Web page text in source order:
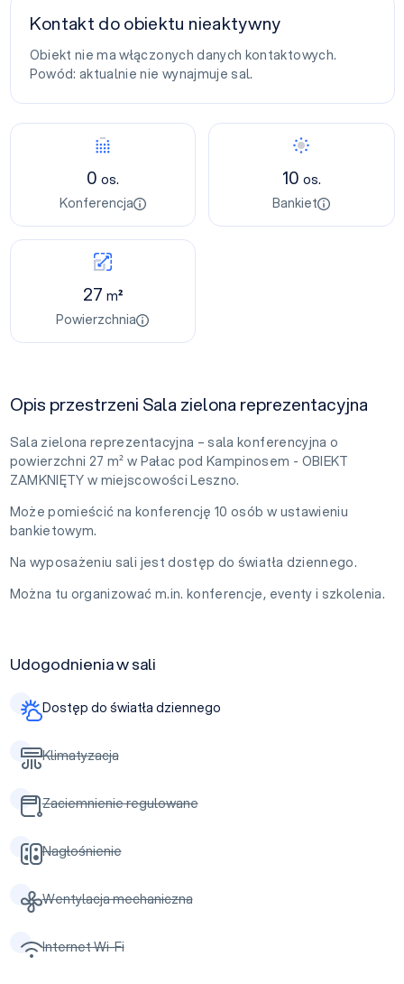
0 os.
Konferencja
10 os.
Bankiet
27 m²
Powierzchnia
Opis przestrzeni Sala zielona reprezentacyjna
Sala zielona reprezentacyjna – sala konferencyjna o
powierzchni 27 m² w Pałac pod Kampinosem - OBIEKT
ZAMKNIĘTY w miejscowości Leszno.
Może pomieścić na konferencję 10 osób w ustawieniu
bankietowym.
Na wyposażeniu sali jest dostęp do światła dziennego.
Można tu organizować m.in. konferencje, eventy i szkolenia.
Udogodnienia w sali
Dostęp do światła dziennego
Klimatyzacja
Zaciemnienie regulowane
Nagłośnienie
Wentylacja mechaniczna
Internet Wi-Fi
Kontakt do obiektu nieaktywny
Obiekt nie ma włączonych danych kontaktowych.
Powód: aktualnie nie wynajmuje sal.